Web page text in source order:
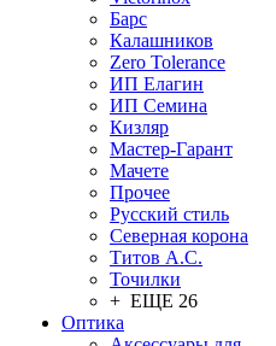
Барс
Калашников
Zero Tolerance
ИП Елагин
ИП Семина
Кизляр
Мастер-Гарант
Мачете
Прочее
Русский стиль
Северная корона
Титов А.С.
Точилки
+ ЕЩЕ 26
Оптика